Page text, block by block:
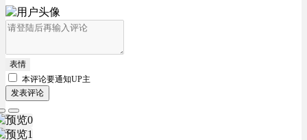
表情
本评论要通知UP主
发表评论